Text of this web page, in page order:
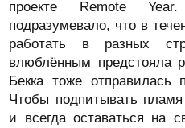
проекте Remote
подразумевало, что в
работать в разных
влюблённым предстояла
Бекка тоже отправилась
Чтобы подпитывать
и всегда оставаться на